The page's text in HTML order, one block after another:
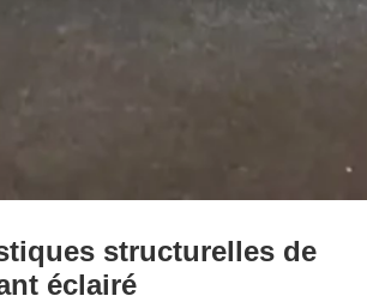
structurelles de
éclairé